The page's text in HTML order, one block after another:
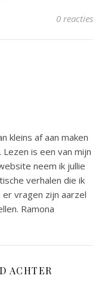
0 reacties
kleins af aan maken
is een van mijn
neem ik jullie
verhalen die ik
vragen zijn aarzel
Ramona
ACHTER